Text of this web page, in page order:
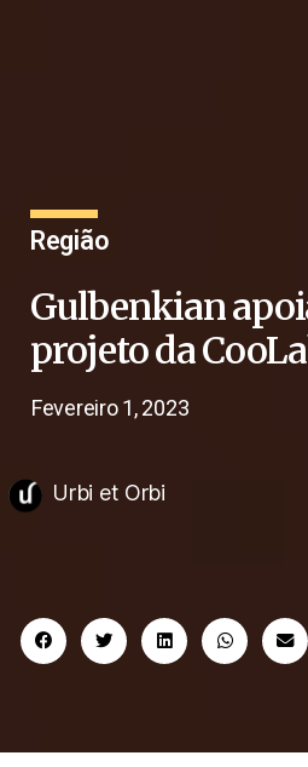
Região
Gulbenkian
projeto da
Fevereiro 1, 2023
Urbi et Orbi